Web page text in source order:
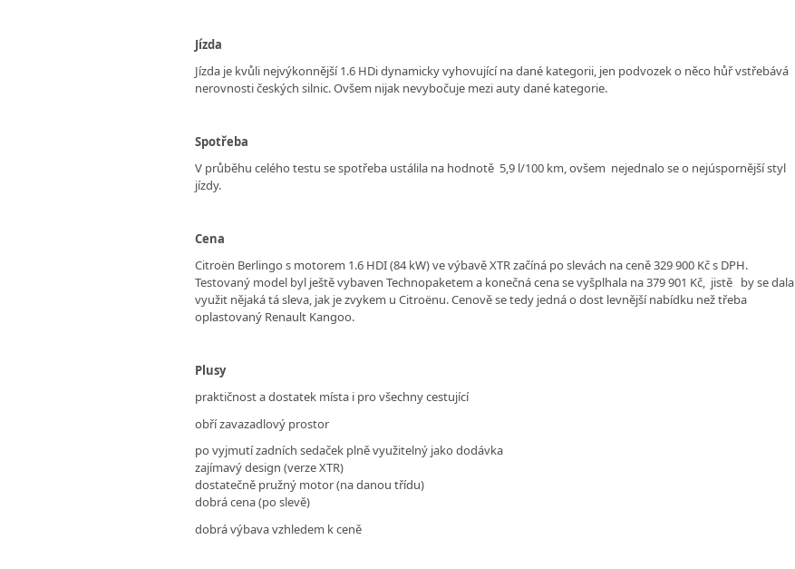
Jízda
Jízda je kvůli nejvýkonnější 1.6 HDi dynamicky vyhovující na dané kategorii, jen podvozek o něco hůř vstřebává
nerovnosti českých silnic. Ovšem nijak nevybočuje mezi auty dané kategorie.
Spotřeba
V průběhu celého testu se spotřeba ustálila na hodnotě 5,9 l/100 km, ovšem nejednalo se o nejúspornější styl
jízdy.
Cena
Citroën Berlingo s motorem 1.6 HDI (84 kW) ve výbavě XTR začíná po slevách na ceně 329 900 Kč s DPH.
Testovaný model byl ještě vybaven Technopaketem a konečná cena se vyšplhala na 379 901 Kč, jistě by se dala
využit nějaká tá sleva, jak je zvykem u Citroënu. Cenově se tedy jedná o dost levnější nabídku než třeba
oplastovaný Renault Kangoo.
Plusy
praktičnost a dostatek místa i pro všechny cestující
obří zavazadlový prostor
po vyjmutí zadních sedaček plně využitelný jako dodávka
zajímavý design (verze XTR)
dostatečně pružný motor (na danou třídu)
dobrá cena (po slevě)
dobrá výbava vzhledem k ceně